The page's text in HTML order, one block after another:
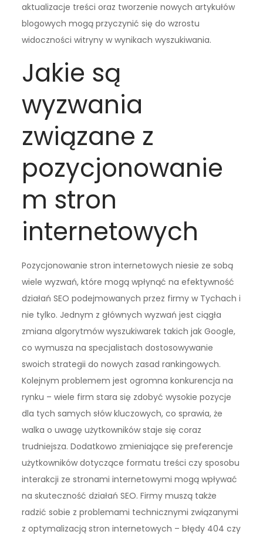
aktualizacje treści oraz tworzenie nowych artykułów
blogowych mogą przyczynić się do wzrostu
widoczności witryny w wynikach wyszukiwania.
Jakie są
wyzwania
związane z
pozycjonowanie
m stron
internetowych
Pozycjonowanie stron internetowych niesie ze sobą
wiele wyzwań, które mogą wpłynąć na efektywność
działań SEO podejmowanych przez firmy w Tychach i
nie tylko. Jednym z głównych wyzwań jest ciągła
zmiana algorytmów wyszukiwarek takich jak Google,
co wymusza na specjalistach dostosowywanie
swoich strategii do nowych zasad rankingowych.
Kolejnym problemem jest ogromna konkurencja na
rynku – wiele firm stara się zdobyć wysokie pozycje
dla tych samych słów kluczowych, co sprawia, że
walka o uwagę użytkowników staje się coraz
trudniejsza. Dodatkowo zmieniające się preferencje
użytkowników dotyczące formatu treści czy sposobu
interakcji ze stronami internetowymi mogą wpływać
na skuteczność działań SEO. Firmy muszą także
radzić sobie z problemami technicznymi związanymi
z optymalizacją stron internetowych – błędy 404 czy